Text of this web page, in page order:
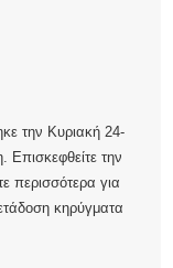
την Κυριακή 24-
Επισκεφθείτε την
περισσότερα για
κηρύγματα